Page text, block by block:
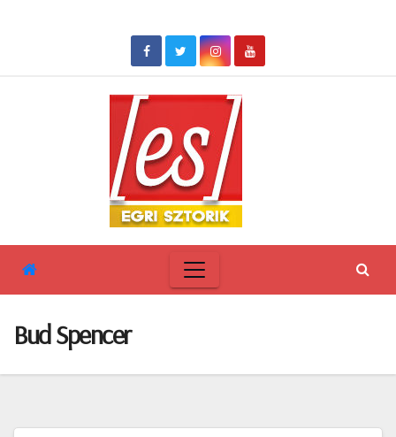
Bud Spencer